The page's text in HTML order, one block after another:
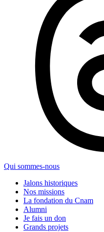
Qui sommes-nous
Jalons historiques
Nos missions
La fondation du Cnam
Alumni
Je fais un don
Grands projets